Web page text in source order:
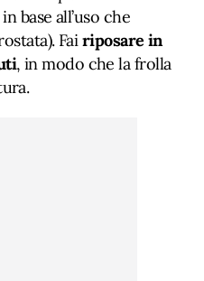
sac-à-poche con
base all’uso che
Fairiposare in
, in modo che la frolla